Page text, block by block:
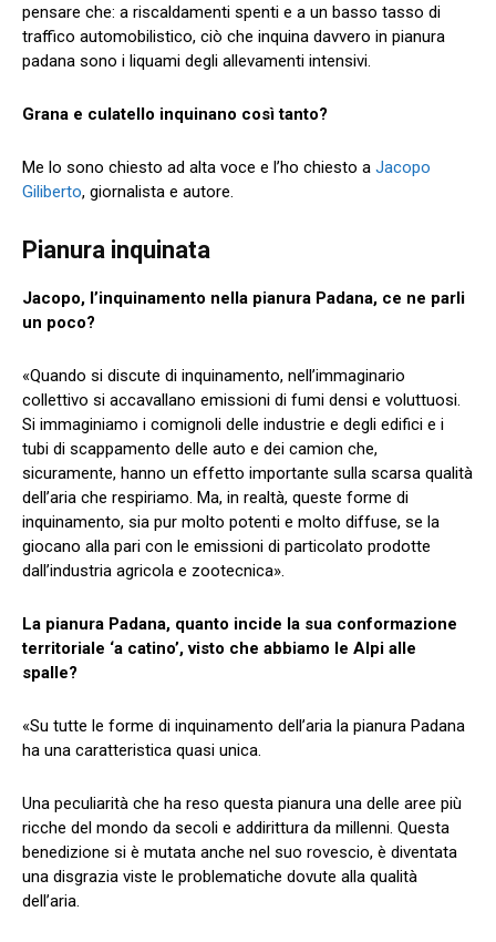
pensare che: a riscaldamenti spenti e a un basso tasso di
traffico automobilistico, ciò che inquina davvero in pianura
padana sono i liquami degli allevamenti intensivi.
Grana e culatello inquinano così tanto?
Me lo sono chiesto ad alta voce e l’ho chiesto a Jacopo
Giliberto, giornalista e autore.
Pianura inquinata
Jacopo, l’inquinamento nella pianura Padana, ce ne parli
un poco?
«Quando si discute di inquinamento, nell’immaginario
collettivo si accavallano emissioni di fumi densi e voluttuosi.
Si immaginiamo i comignoli delle industrie e degli edifici e i
tubi di scappamento delle auto e dei camion che,
sicuramente, hanno un effetto importante sulla scarsa qualità
dell’aria che respiriamo. Ma, in realtà, queste forme di
inquinamento, sia pur molto potenti e molto diffuse, se la
giocano alla pari con le emissioni di particolato prodotte
dall’industria agricola e zootecnica».
La pianura Padana, quanto incide la sua conformazione
territoriale ‘a catino’, visto che abbiamo le Alpi alle
spalle?
«Su tutte le forme di inquinamento dell’aria la pianura Padana
ha una caratteristica quasi unica.
Una peculiarità che ha reso questa pianura una delle aree più
ricche del mondo da secoli e addirittura da millenni. Questa
benedizione si è mutata anche nel suo rovescio, è diventata
una disgrazia viste le problematiche dovute alla qualità
dell’aria.